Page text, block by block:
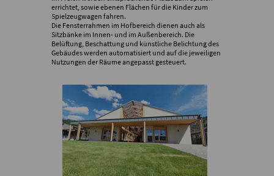
errichtet, sowie ebenen Flächen für die Kinder zum
Spielzeugwagen fahren.
Die Fensterrahmen im Hofbereich dienen auch als
Sitzbänke im Innen- und im Außenbereich. Die
Belüftung, Beschattung und künstliche Belichtung des
Gebäudes werden automatisiert und auf die jeweiligen
Nutzungen der Räume angepasst gesteuert.